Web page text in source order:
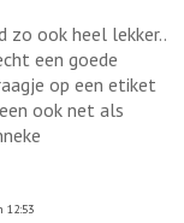
zo ook heel lekker..
een goede
op een etiket
ook net als
12:53